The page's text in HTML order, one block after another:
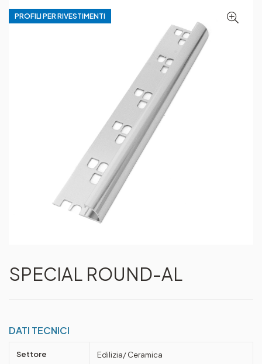
SPECIAL ROUND-AL
PROFILI PER RIVESTIMENTI
DATI TECNICI
Settore Edilizia/ Ceramica